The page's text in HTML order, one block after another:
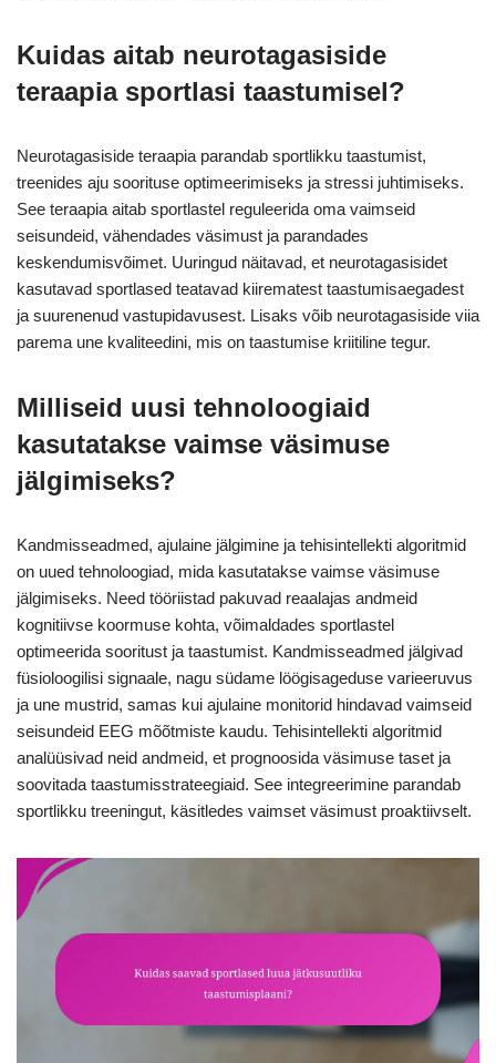
Kuidas aitab neurotagasiside
teraapia sportlasi taastumisel?
Neurotagasiside teraapia parandab sportlikku taastumist,
treenides aju soorituse optimeerimiseks ja stressi juhtimiseks.
See teraapia aitab sportlastel reguleerida oma vaimseid
seisundeid, vähendades väsimust ja parandades
keskendumisvõimet. Uuringud näitavad, et neurotagasisidet
kasutavad sportlased teatavad kiirematest taastumisaegadest
ja suurenenud vastupidavusest. Lisaks võib neurotagasiside viia
parema une kvaliteedini, mis on taastumise kriitiline tegur.
Milliseid uusi tehnoloogiaid
kasutatakse vaimse väsimuse
jälgimiseks?
Kandmisseadmed, ajulaine jälgimine ja tehisintellekti algoritmid
on uued tehnoloogiad, mida kasutatakse vaimse väsimuse
jälgimiseks. Need tööriistad pakuvad reaalajas andmeid
kognitiivse koormuse kohta, võimaldades sportlastel
optimeerida sooritust ja taastumist. Kandmisseadmed jälgivad
füsioloogilisi signaale, nagu südame löögisageduse varieeruvus
ja une mustrid, samas kui ajulaine monitorid hindavad vaimseid
seisundeid EEG mõõtmiste kaudu. Tehisintellekti algoritmid
analüüsivad neid andmeid, et prognoosida väsimuse taset ja
soovitada taastumisstrateegiaid. See integreerimine parandab
sportlikku treeningut, käsitledes vaimset väsimust proaktiivselt.